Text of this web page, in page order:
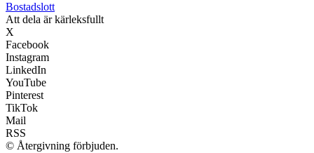
Bostadslott
Att dela är kärleksfullt
X
Facebook
Instagram
LinkedIn
YouTube
Pinterest
TikTok
Mail
RSS
© Återgivning förbjuden.